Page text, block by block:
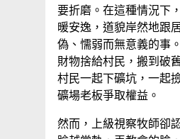
要折磨。在這種情況下
暖安逸，道貌岸然地跟
偽、懦弱而無意義的事
財物捨給村民，搬到破
村民一起下礦坑，一起
礦場老板爭取權益。
然而，上級視察牧師卻